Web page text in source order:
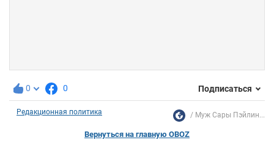
0 0 Подписаться
Редакционная политика Муж Сары Пэйлин...
Вернуться на главную OBOZ